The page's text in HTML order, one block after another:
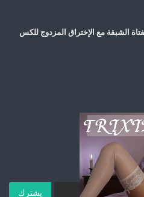
الشبقة مع الإختراق المزدوج للكس
يشترك